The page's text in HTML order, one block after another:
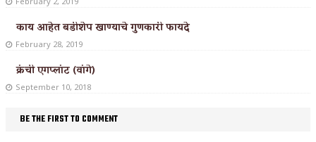
काय आहेत बडीशेप खाण्याचे गुणकारी फायदे
February 28, 2019
क्रंची एगप्लांट (वांगे)
September 10, 2018
BE THE FIRST TO COMMENT